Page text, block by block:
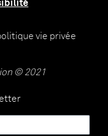
vie privée
© 2021